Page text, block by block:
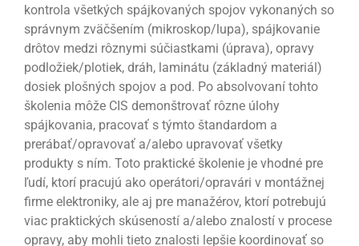
kontrola všetkých spájkovaných spojov vykonaných so
správnym zväčšením (mikroskop/lupa), spájkovanie
drôtov medzi rôznymi súčiastkami (úprava), opravy
podložiek/plotiek, dráh, laminátu (základný materiál)
dosiek plošných spojov a pod. Po absolvovaní tohto
školenia môže CIS demonštrovať rôzne úlohy
spájkovania, pracovať s týmto štandardom a
prerábať/opravovať a/alebo upravovať všetky
produkty s ním. Toto praktické školenie je vhodné pre
ľudí, ktorí pracujú ako operátori/opravári v montážnej
firme elektroniky, ale aj pre manažérov, ktorí potrebujú
viac praktických skúseností a/alebo znalostí v procese
opravy, aby mohli tieto znalosti lepšie koordinovať so